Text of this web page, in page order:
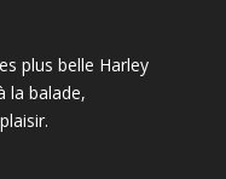
plus belle Harley
la balade,